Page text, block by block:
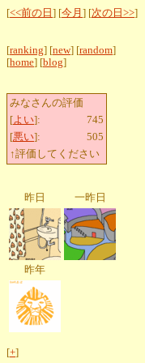
[<<前の日 ] [今月 ] [次の日>>]
[ranking] [new] [random]
[home] [blog]
みなさんの評価
[よい]:
745
[悪い]:
505
↑評価してください
昨日 一昨日
昨年
[+]